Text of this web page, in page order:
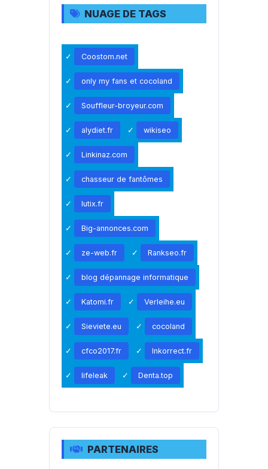
NUAGE DE TAGS
Coostom.net
only my fans et cocoland
Souffleur-broyeur.com
alydiet.fr wikiseo
Linkinaz.com
chasseur de fantômes
lutix.fr
Big-annonces.com
ze-web.fr Rankseo.fr
blog dépannage informatique
Katomi.fr Verleihe.eu
Sieviete.eu cocoland
cfco2017.fr Inkorrect.fr
lifeleak Denta.top
PARTENAIRES